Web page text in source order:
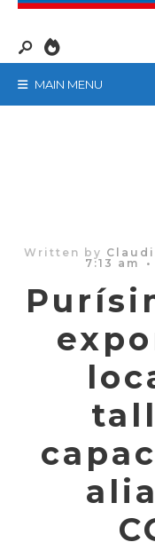
MAIN MENU
Written by
7:13 am
•